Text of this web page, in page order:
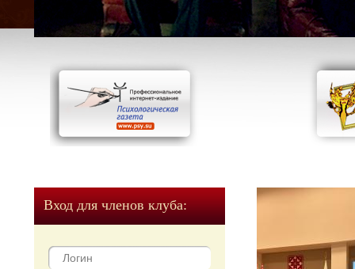
Вход для членов клуба: